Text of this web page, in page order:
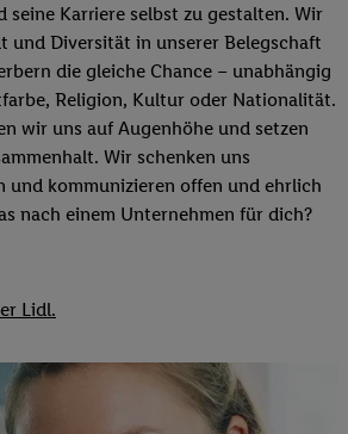
seine Karriere selbst zu gestalten. Wir
und Diversität in unserer Belegschaft
die gleiche Chance – unabhängig
Religion, Kultur oder Nationalität.
wir uns auf Augenhöhe und setzen
Wir schenken uns
und kommunizieren offen und ehrlich
nach einem Unternehmen für dich?
Lidl.